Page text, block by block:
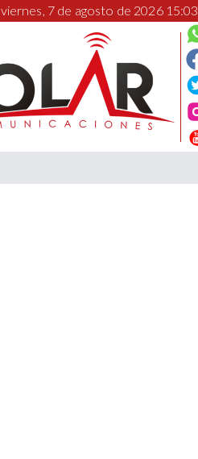
viernes, 7 de agosto de 2026 15:03